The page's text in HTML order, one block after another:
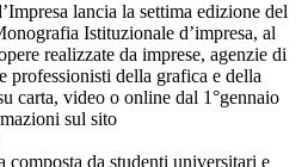
lancia la settima edizione del
Istituzionale d’impresa, al
realizzate da imprese, agenzie di
professionisti della grafica e della
carta, video o online dal 1°gennaio
sul sito
da studenti universitari e